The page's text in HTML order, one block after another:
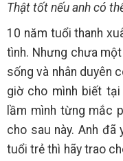
Thật tốt nếu anh có
10 năm tuổi thanh
tình. Nhưng chưa
sống và nhân duyên
giờ cho mình biết
lầm mình từng mắc
cho sau này. Anh đã
tuổi trẻ thì hãy trao